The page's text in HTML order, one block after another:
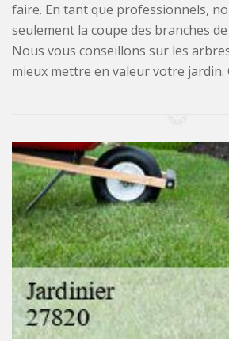
faire. En tant que professionnels,
seulement la coupe des branches
Nous vous conseillons sur les
mieux mettre en valeur votre jardin.